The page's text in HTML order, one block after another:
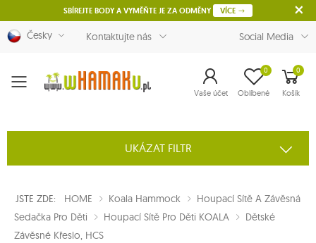
SBÍREJTE BODY A VYMĚŇTE JE ZA ODMĚNY VÍCE
Česky Kontaktujte nás Social Media
Menu Vaše účet Oblíbené
0 0
Košík
UKÁZAT FILTR
JSTE ZDE: HOME Koala Hammock
Houpací Sítě A Závěsná
Sedačka Pro Děti
Houpací Sítě Pro Děti KOALA
Dětské
Závěsné Křeslo, HCS